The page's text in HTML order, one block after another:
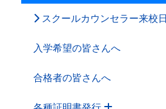
スクールカウンセラー来校日
入学希望の皆さんへ
合格者の皆さんへ